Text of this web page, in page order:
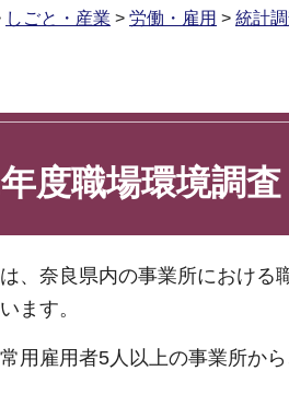
しごと・産業 > 労働・雇用 > 統計
度職場環境調査
、奈良県内の事業所における
ます。
用雇用者5人以上の事業所か